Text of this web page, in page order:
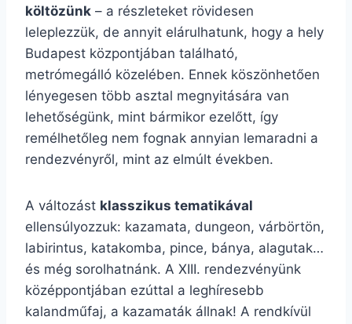
költözünk – a részleteket rövidesen
leleplezzük, de annyit elárulhatunk, hogy a hely
Budapest központjában található,
metrómegálló közelében. Ennek köszönhetően
lényegesen több asztal megnyitására van
lehetőségünk, mint bármikor ezelőtt, így
remélhetőleg nem fognak annyian lemaradni a
rendezvényről, mint az elmúlt években.
A változást klasszikus tematikával
ellensúlyozzuk: kazamata, dungeon, várbörtön,
labirintus, katakomba, pince, bánya, alagutak…
és még sorolhatnánk. A XIII. rendezvényünk
középpontjában ezúttal a leghíresebb
kalandműfaj, a kazamaták állnak! A rendkívül